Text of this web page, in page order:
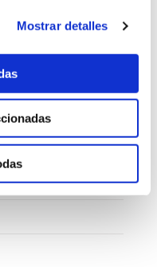
Mostrar detalles